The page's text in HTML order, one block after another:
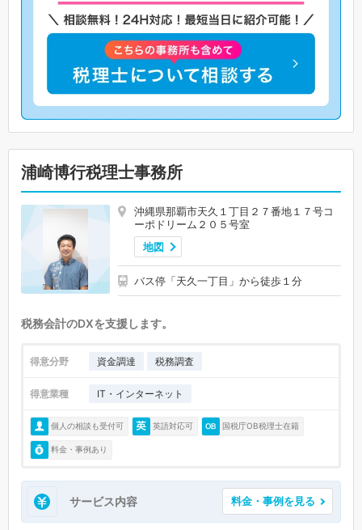
浦崎博行税理士事務所
沖縄県那覇市天久１丁目２７番地１７号コ
ーポドリーム２０５号室
地図
バス停「天久一丁目」から徒歩１分
税務会計のDXを支援します。
得意分野 資金調達 税務調査
得意業種 IT・インターネット
個人の相談も受付可 英語対応可 国税庁OB税理士在籍
料金・事例あり
サービス内容 料金・事例を見る